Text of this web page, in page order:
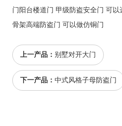
门阳台楼道门 甲级防盗安全门 可
骨架高端防盗门 可以做仿铜门
上一产品： 别墅对开大门
下一产品： 中式风格子母防盗门